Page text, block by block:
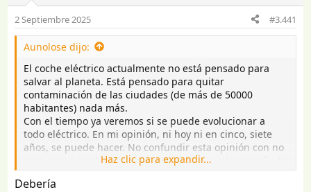
o
n
e
s
2 Septiembre 2025 #3.441
Aunolose dijo:
El coche eléctrico actualmente no está pensado para
salvar al planeta. Está pensado para quitar
contaminación de las ciudades (de más de 50000
habitantes) nada más.
Con el tiempo ya veremos si se puede evolucionar a
todo eléctrico. En mi opinión, ni hoy ni en cinco, siete
años, se puede hacer. No confundir esta opinión con no
creer en el cambio climático. Si eso aún no lo ves, añade
alguna fuente de información a las que ya tengas.
Haz clic para expandir...
Debería